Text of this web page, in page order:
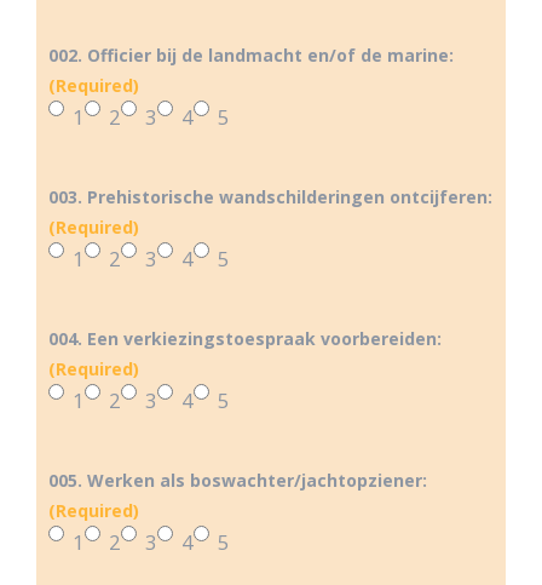
002. Officier bij de landmacht en/of de marine:
(Required)
1 2 3 4 5
003. Prehistorische wandschilderingen ontcijferen:
(Required)
1 2 3 4 5
004. Een verkiezingstoespraak voorbereiden:
(Required)
1 2 3 4 5
005. Werken als boswachter/jachtopziener:
(Required)
1 2 3 4 5